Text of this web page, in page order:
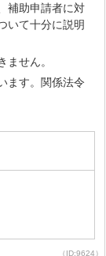
補助申請者に対
いて十分に説明
せん。
ます。関係法令
（ID:9624）